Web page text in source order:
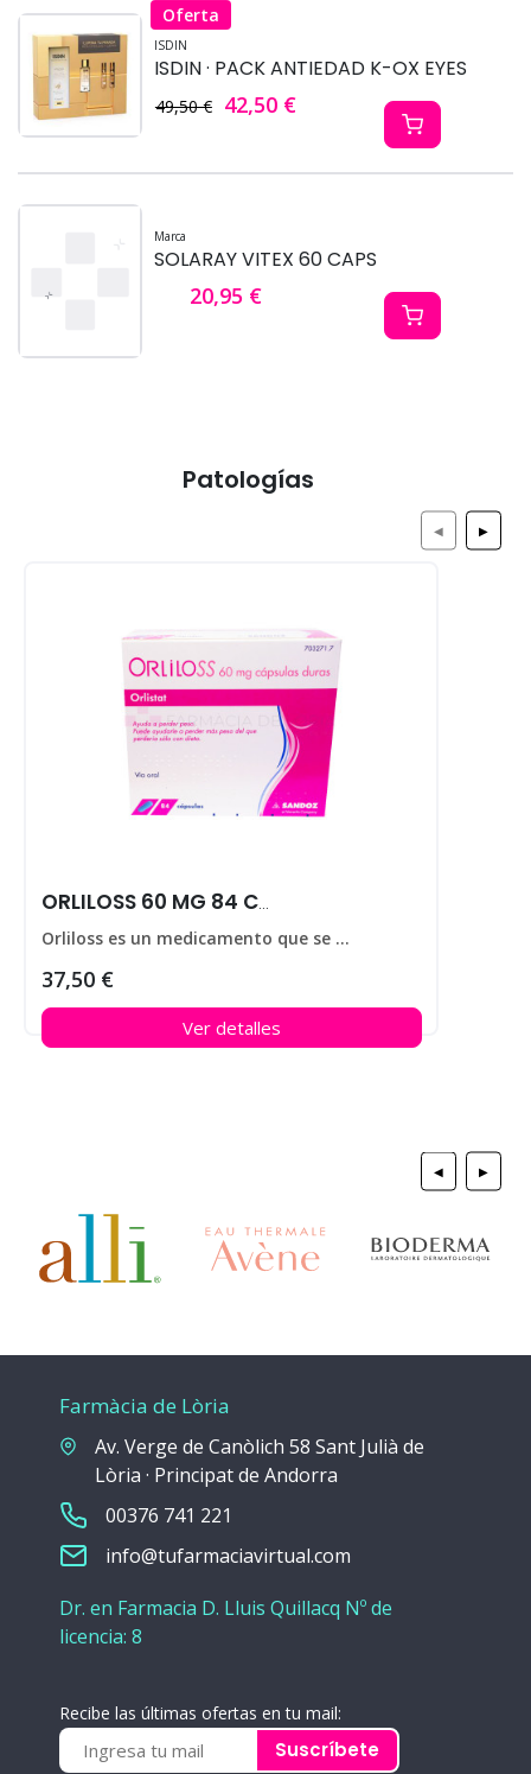
ISDIN
ISDIN · PACK ANTIEDAD K-OX EYES
Oferta
49,50 € 42,50 €
Marca
SOLARAY VITEX 60 CAPS
20,95 €
Patologías
ORLILOSS 60 MG 84 CAPS
Orliloss es un medicamento que se utiliza para ayudar a perder peso en personas que padecen obesidad.
37,50 €
Ver detalles
◀ ▶
◀ ▶
Farmàcia de Lòria
Av. Verge de Canòlich 58 Sant Julià de
Lòria · Principat de Andorra
00376 741 221
info@tufarmaciavirtual.com
Dr. en Farmacia D. Lluis Quillacq Nº de
licencia: 8
Recibe las últimas ofertas en tu mail:
Suscríbete